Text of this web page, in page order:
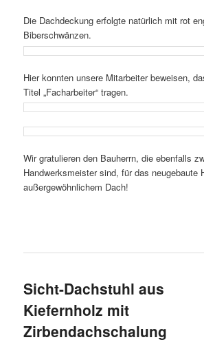
Die Dachdeckung erfolgte natürlich mit rot
Biberschwänzen.
Hier konnten unsere Mitarbeiter beweisen,
Titel „Facharbeiter“ tragen.
Wir gratulieren den Bauherrn, die ebenfalls
Handwerksmeister sind, für das neugebaute
außergewöhnlichem Dach!
Sicht-Dachstuhl aus
Kiefernholz mit
Zirbendachschalung